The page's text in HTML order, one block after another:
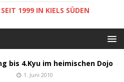
1999 IN KIELS SÜDEN
bis 4.Kyu im heimischen Dojo
1. Juni 2010